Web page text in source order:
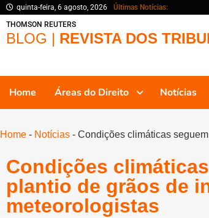
quinta-feira, 6 agosto, 2026
Últimas Notícias:
THOMSON REUTERS
BLOG | REVISTA DOS
Home Áreas do Direito Notícias
Home - Notícias - Condições climáticas
Condições
plantio de grãos de
meteorologistas